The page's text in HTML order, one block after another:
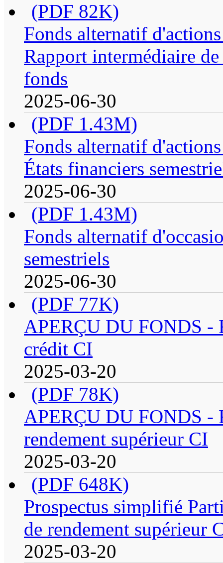
(PDF 82K)
Fonds alternatif
Rapport intermédiaire
fonds
2025-06-30
(PDF 1.43M)
Fonds alternatif
États financiers
2025-06-30
(PDF 1.43M)
Fonds alternatif
semestriels
2025-06-30
(PDF 77K)
APERÇU DU FONDS -
crédit CI
2025-03-20
(PDF 78K)
APERÇU DU FONDS -
rendement supérieur CI
2025-03-20
(PDF 648K)
Prospectus simplifié
de rendement supérieur
2025-03-20